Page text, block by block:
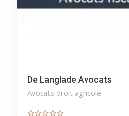
De Langlade Avocats
Avocats droit agricole